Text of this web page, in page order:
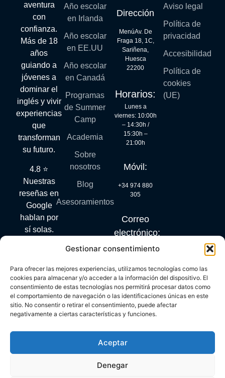
Gestionar consentimiento
Para ofrecer las mejores experiencias, utilizamos tecnologías como las
cookies para almacenar y/o acceder a la información del dispositivo. El
consentimiento de estas tecnologías nos permitirá procesar datos como
el comportamiento de navegación o las identificaciones únicas en este
sitio. No consentir o retirar el consentimiento, puede afectar
negativamente a ciertas características y funciones.
Aceptar
Denegar
aventura
con
confianza.
Más de 18
años
guiando a
jóvenes a
dominar el
inglés y vivir
experiencias
que
transforman
su futuro.
4.8 ⭐
Nuestras
reseñas en
Google
hablan por
sí solas.
Año escolar
en Irlanda
Año escolar
en EE.UU
Año escolar
en Canadá
Programas
de Summer
Camp
Academia
Sobre
nosotros
Blog
Asesoramientos
Dirección
MenúAv. De
Fraga 18, 1C,
Sariñena,
Huesca
22200
Horarios:
Lunes a
viernes: 10:00h
– 14:30h /
15:30h –
21:00h
Móvil:
+34 974 880
305
Correo
electrónico:
info@mylanguagequest.com
Aviso legal
Política de
privacidad
Accesibilidad
Política de
cookies
(UE)
PROGRAMA KIT DIGITAL COFINANCIADO POR LOS
FONDOS NEXT GENERATION (EU) DEL MECANISMO
RECUPERACIÓN Y RESILIENCIA